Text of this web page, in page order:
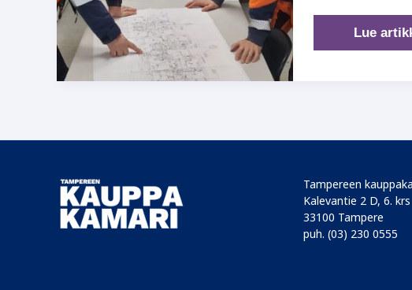
HT
Lue
Tampereen
Kalevantie 2 D, 6. krs
33100 Tampere
puh. (03) 230 0555